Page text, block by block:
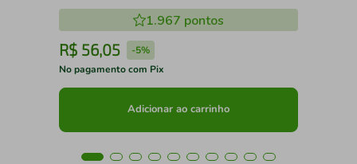
1.967 pontos
R$ 56,05 -5%
No pagamento com Pix
Adicionar ao carrinho